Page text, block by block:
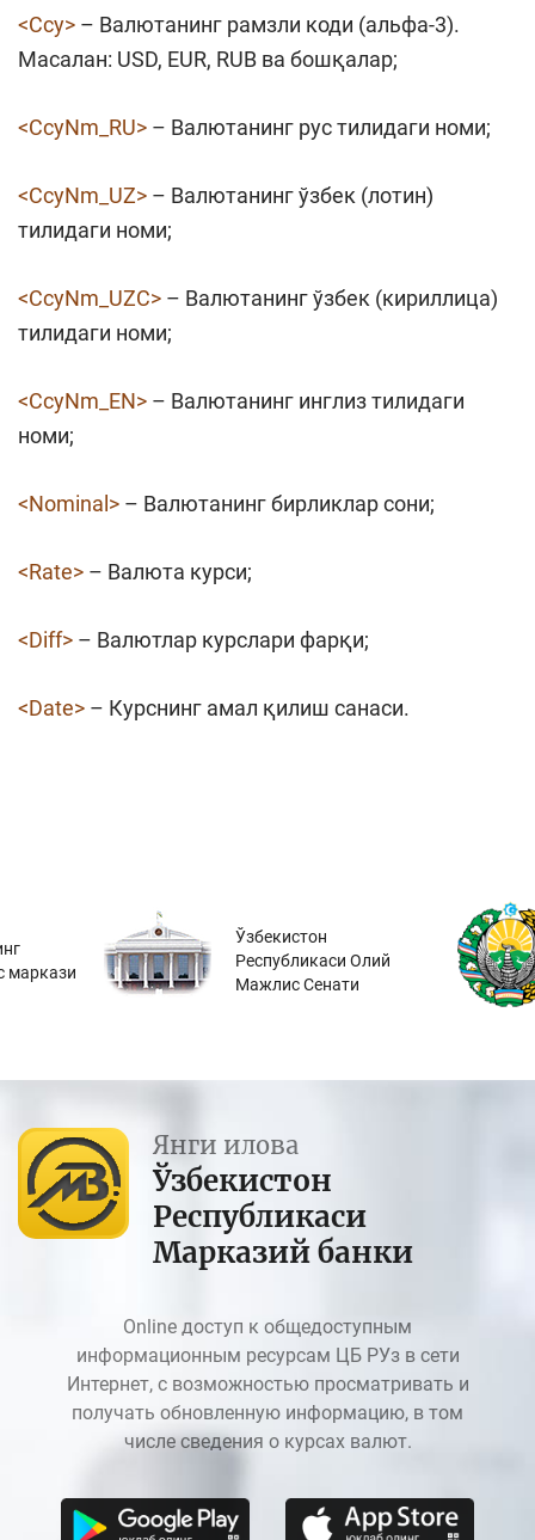
<Ccy> – Валютанинг рамзли коди (альфа-3).
Масалан: USD, EUR, RUB ва бошқалар;
<CcyNm_RU> – Валютанинг рус тилидаги номи;
<CcyNm_UZ> – Валютанинг ўзбек (лотин)
тилидаги номи;
<CcyNm_UZC> – Валютанинг ўзбек (кириллица)
тилидаги номи;
<CcyNm_EN> – Валютанинг инглиз тилидаги
номи;
<Nominal> – Валютанинг бирликлар сони;
<Rate> – Валюта курси;
<Diff> – Валютлар курслари фарқи;
<Date> – Курснинг амал қилиш санаси.
маркази
Ўзбекистон
Республикаси Олий
Мажлис Сенати
Янги илова
Ўзбекистон
Республикаси
Марказий банки
Online доступ к общедоступным
информационным ресурсам ЦБ РУз в сети
Интернет, с возможностью просматривать и
получать обновленную информацию, в том
числе сведения о курсах валют.